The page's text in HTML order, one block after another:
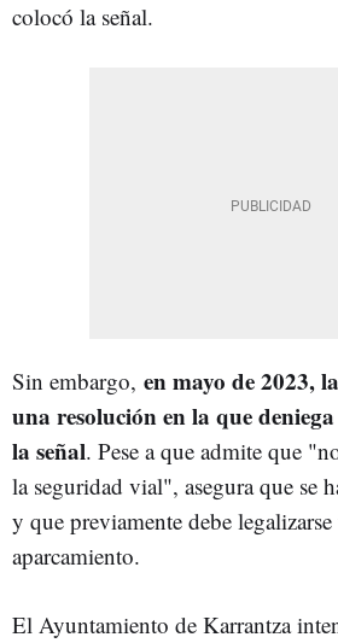
colocó la señal.
Sin embargo, en mayo de 2023,
una resolución en la que
la señal. Pese a que admite que
la seguridad vial", asegura que se
y que previamente debe
aparcamiento.
El Ayuntamiento de Karrantza